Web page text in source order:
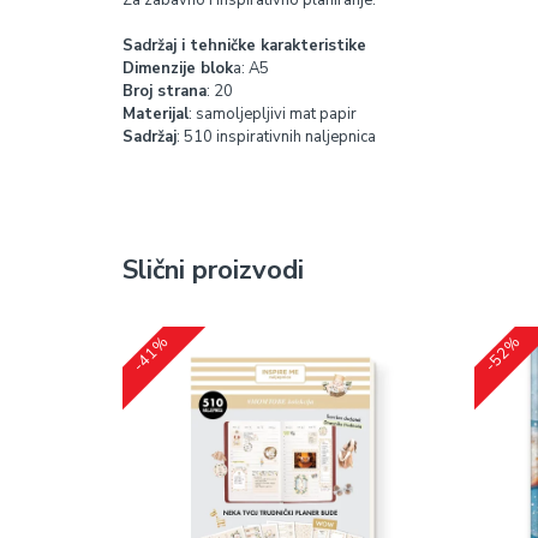
Sadržaj i tehničke karakteristike
Dimenzije bloka: A5
Broj strana: 20
Materijal: samoljepljivi mat papir
Sadržaj: 510 inspirativnih naljepnica
Slični proizvodi
-41% -52%